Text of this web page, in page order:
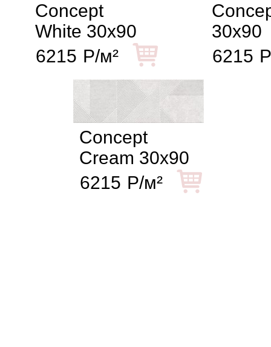
Concept
White 30x90
6215 Р/м²
30x90
6215
Concept
Cream 30x90
6215 Р/м²